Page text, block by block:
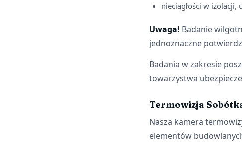
nieciągłości w izolacji,
Uwaga! Badanie
jednoznaczne
Badania w zakresie
towarzystwa
Termowizja
Nasza kamera
elementów